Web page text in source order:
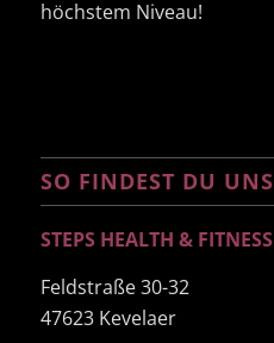
höchstem Niveau!
SO FINDEST DU UNS
STEPS HEALTH & FITNESS
Feldstraße 30-32
47623 Kevelaer